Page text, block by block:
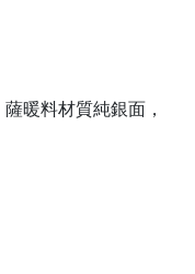
暖料材質純銀面，